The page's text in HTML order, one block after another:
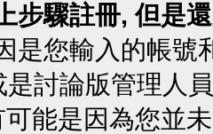
步驟註冊, 但是
是您輸入的帳號
討論版管理人
能是因為您並